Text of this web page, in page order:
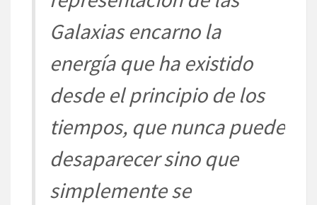
Galaxias encarno la
energía que ha existido
desde el principio de los
tiempos, que nunca puede
desaparecer sino que
simplementese